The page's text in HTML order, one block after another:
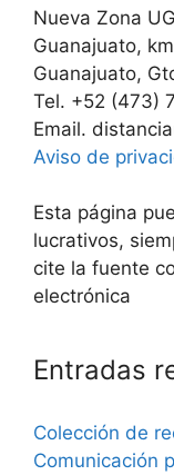
Nueva Zona
Guanajuato,
Guanajuato,
Tel. +52 (473)
Email.
Aviso de
Esta página
lucrativos,
cite la fuente
electrónica
Entradas
Colección de
Comunicación